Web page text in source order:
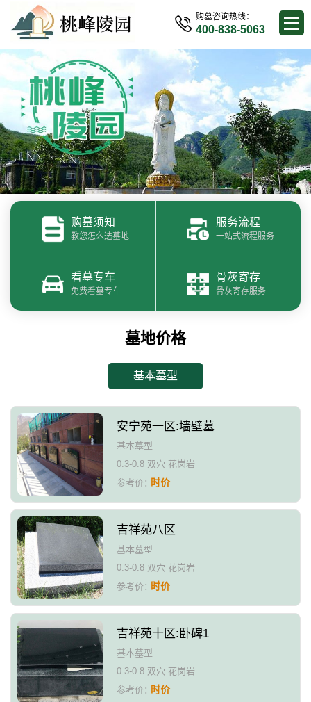
购墓咨询热线：
400-838-5063
购墓须知
教您怎么选墓地
服务流程
一站式流程服务
看墓专车
免费看墓专车
骨灰寄存
骨灰寄存服务
墓地价格
基本墓型
安宁苑一区:墙壁墓
基本墓型
0.3-0.8 双穴 花岗岩
参考价：时价
吉祥苑八区
基本墓型
0.3-0.8 双穴 花岗岩
参考价：时价
吉祥苑十区:卧碑1
基本墓型
0.3-0.8 双穴 花岗岩
参考价：时价